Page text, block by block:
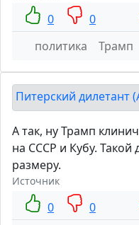
0 0
политика
Трамп
Питерский дилетант
А так, ну Трамп
на СССР и Кубу. Такой
размеру.
Источник
0 0